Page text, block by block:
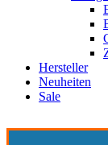
Hersteller
Neuheiten
Sale